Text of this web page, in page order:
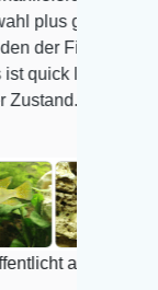
und im
wieder 😃